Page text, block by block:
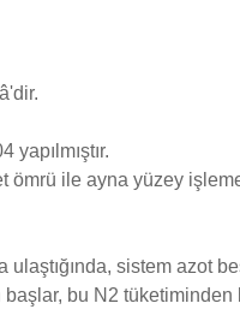
ömrü ile ayna yüzey
sistem azot
bu N2